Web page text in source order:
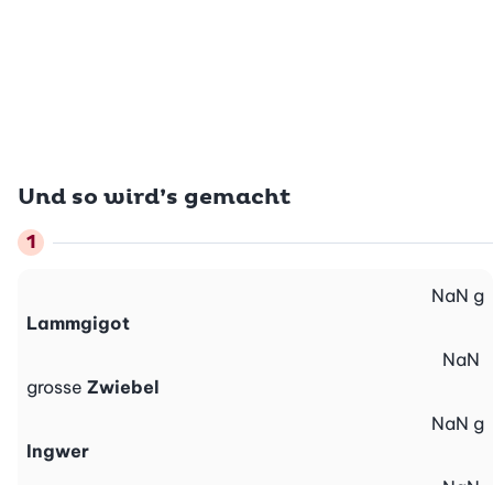
Und so wird’s gemacht
Lammgigot
NaN g
grosse Zwiebel
NaN
Ingwer
NaN g